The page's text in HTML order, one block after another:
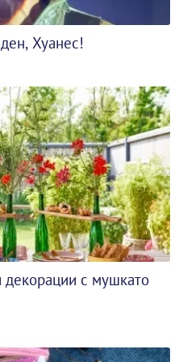
Хуанес!
декорации с мушкато